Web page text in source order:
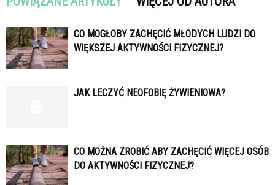
CO MOGŁOBY ZACHĘCIĆ MŁODYCH LUDZI DO
WIĘKSZEJ AKTYWNOŚCI FIZYCZNEJ?
JAK LECZYĆ NEOFOBIĘ ŻYWIENIOWA?
CO MOŻNA ZROBIĆ ABY ZACHĘCIĆ WIĘCEJ OSÓB
DO AKTYWNOŚCI FIZYCZNEJ?